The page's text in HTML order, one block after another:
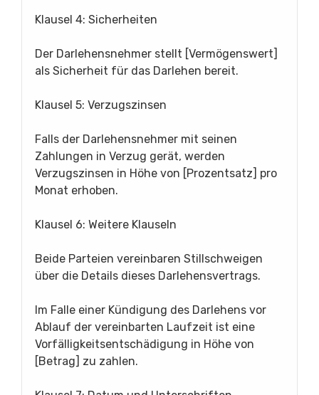
Klausel 4: Sicherheiten
Der Darlehensnehmer stellt [Vermögenswert]
als Sicherheit für das Darlehen bereit.
Klausel 5: Verzugszinsen
Falls der Darlehensnehmer mit seinen
Zahlungen in Verzug gerät, werden
Verzugszinsen in Höhe von [Prozentsatz] pro
Monat erhoben.
Klausel 6: Weitere Klauseln
Beide Parteien vereinbaren Stillschweigen
über die Details dieses Darlehensvertrags.
Im Falle einer Kündigung des Darlehens vor
Ablauf der vereinbarten Laufzeit ist eine
Vorfälligkeitsentschädigung in Höhe von
[Betrag] zu zahlen.